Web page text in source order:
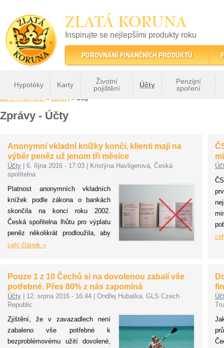
ZLATÁ KORUNA
Inspirujte se nejlepšími produkty roku
22 let tradice a kvality na finančním trhu
POROVNÁNÍ FINANČNÍCH PRODUKTŮ
Hypotéky Karty
Životní
pojištění
Účty
Penzijní
spoření
ZLATÁ KORUNA» Zprávy » Účty
Zprávy - Účty
Anonymní vkladní knížky končí, klienti mají na
výběr peněz už jenom tři měsíce
Účty 6. října 2016 - 17:03
Kristýna Havligerová, Česká
spořitelna
Platnost anonymních vkladních
knížek podle zákona o bankách
skončila na konci roku 2002.
Česká spořitelna lhůtu pro výplatu
peněz několikrát prodloužila, aby
vyšla klientům vstříc, ale konci
anonymních vkladních knížek
definitivně končí. Klienti si již od
roku 2002 vybrali více než 98 %
prostředků z anonymních vkladů.
celý článek »
Pouze 1 z 10 Čechů si na dovolenou zabalí vše
potřebné. Přes 80% z nás zapomíná
Účty 12. srpna 2016 - 16:44
Ondřej Hubatka, GLS Czech
Republic
Zjištění, že v zavazadlech není
zabaleno vše potřebné k
bezproblémovému užití dovolené,